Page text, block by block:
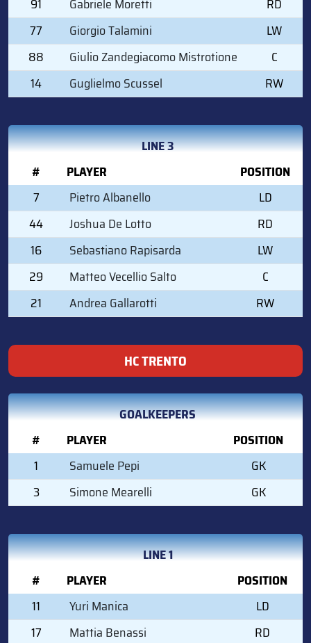
91
Gabriele Moretti
RD
77
Giorgio Talamini
LW
88
Giulio Zandegiacomo Mistrotione
C
14
Guglielmo Scussel RW
LINE 3
#
PLAYER
POSITION
7
Pietro Albanello
LD
44
Joshua De Lotto
RD
16
Sebastiano Rapisarda
LW
29
Matteo Vecellio Salto
C
21
Andrea Gallarotti RW
HC TRENTO
GOALKEEPERS
#
PLAYER
POSITION
1
Samuele Pepi
GK
3
Simone Mearelli GK
LINE 1
#
PLAYER
POSITION
11
Yuri Manica
LD
17
Mattia Benassi
RD